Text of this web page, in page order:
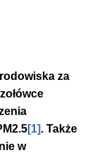
za
[1]. Także
w